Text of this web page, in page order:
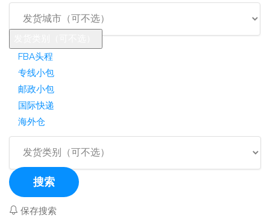
FBA头程
专线小包
邮政小包
国际快递
海外仓
搜索
保存搜索